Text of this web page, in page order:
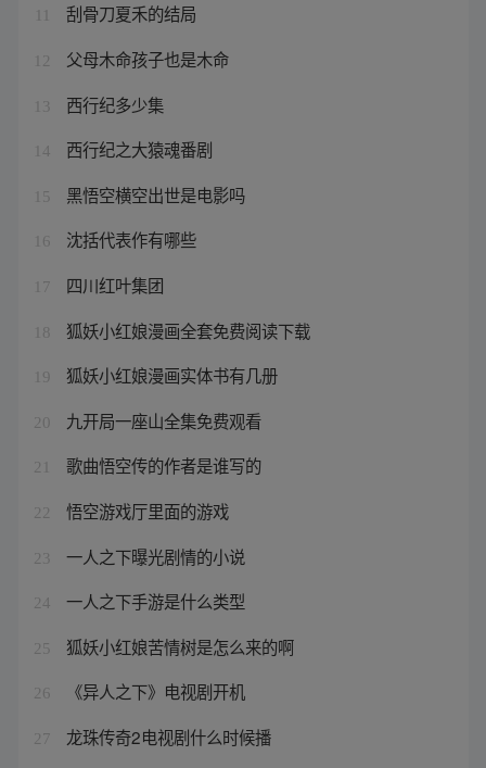
刮骨刀夏禾的结局
12 父母木命孩子也是木命
13 西行纪多少集
14 西行纪之大猿魂番剧
15 黑悟空横空出世是电影吗
16 沈括代表作有哪些
17 四川红叶集团
18 狐妖小红娘漫画全套免费阅读下载
19 狐妖小红娘漫画实体书有几册
20 九开局一座山全集免费观看
21 歌曲悟空传的作者是谁写的
22 悟空游戏厅里面的游戏
23 一人之下曝光剧情的小说
24 一人之下手游是什么类型
25 狐妖小红娘苦情树是怎么来的啊
26 《异人之下》电视剧开机
27 龙珠传奇2电视剧什么时候播